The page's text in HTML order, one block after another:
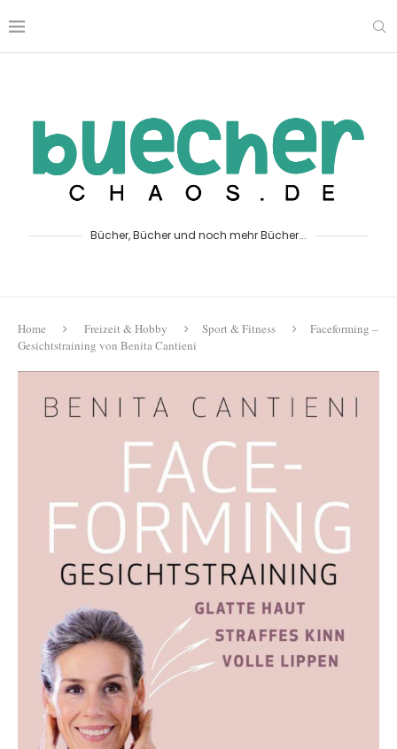
Bücher, Bücher und noch mehr Bücher...
Home Freizeit & Hobby Sport & Fitness
Faceforming –
Gesichtstraining von Benita Cantieni